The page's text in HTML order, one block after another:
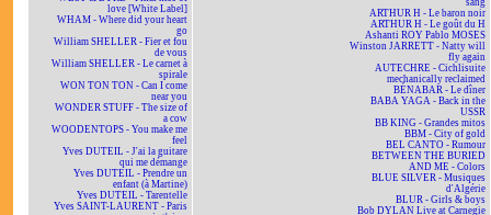
love [White Label]
WHAM - Where did your heart
go
William SHELLER - Fier et fou
de vous
William SHELLER - Le carnet à
spirale
WON TON TON - Can I come
near you
WONDER STUFF - The size of
a cow
WOODENTOPS - You make me
feel
Yves DUTEIL - J'ai la guitare
qui me démange
Yves DUTEIL - Prendre un
enfant (à Martine)
Yves DUTEIL - Tarentelle
Yves SAINT-LAURENT - Paris
sang
ARTHUR H - Le baron noir
ARTHUR H - Le goût du H
Ashanti ROY Pablo MOSES
Winston JARRETT - Natty will
fly again
AUTECHRE - Cichlisuite
mechanically reclaimed
BÉNABAR - Le dîner
BABA YAGA - Back in the
USSR
BB KING - Grandes mitos
BBM - City of gold
BEL CANTO - Rumour
BETWEEN THE BURIED
AND ME - Colors
BLUE SILVER - Musiques
d'Algérie
BLUR - Girls & boys
Bob DYLAN Live at Carnegie